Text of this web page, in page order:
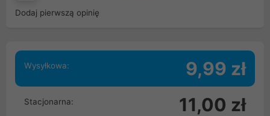
Dodaj pierwszą opinię
Wysyłkowa: 9,99 zł
Stacjonarna: 11,00 zł